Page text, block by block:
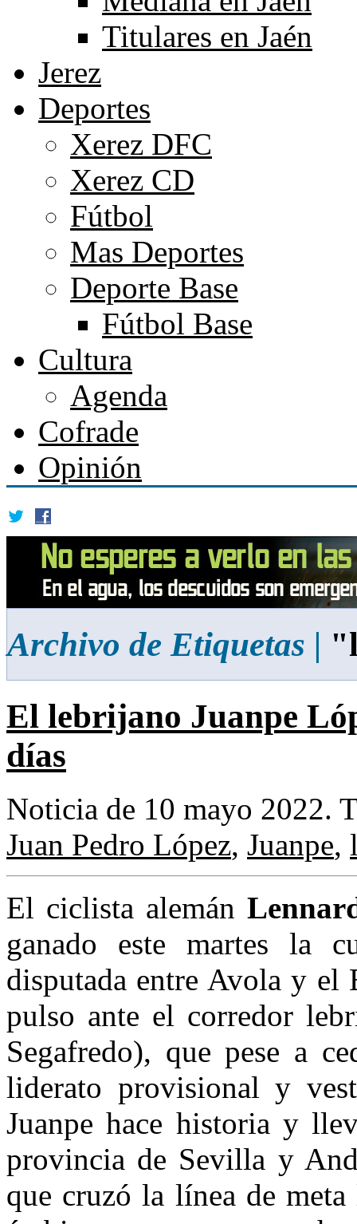
Titulares en Jaén
Jerez
Deportes
Xerez DFC
Xerez CD
Fútbol
Mas Deportes
Deporte Base
Fútbol Base
Cultura
Agenda
Cofrade
Opinión
Archivo de Etiquetas |
El lebrijano Juanpe
días
Noticia de 10 mayo 2022.
Juan Pedro López, Juanpe,
El ciclista alemán
ganado este martes la
disputada entre Avola y el
pulso ante el corredor
Segafredo), que pese a
liderato provisional y
Juanpe hace historia y
provincia de Sevilla y
que cruzó la línea de